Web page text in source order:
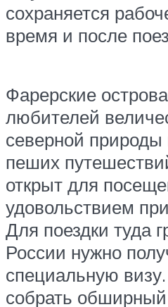
сохраняется
время и после
Фарерские
любителей
северной
пеших
открыт для
удовольствием
Для поездки туда
России нужно
специальную
собрать обширный